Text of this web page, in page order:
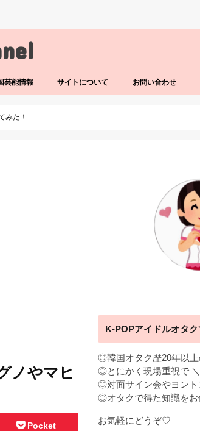
芸能情報 サイトについて お問い合わせ
みた！
ノやマヒ
Pocket
K-POPアイドルオタク
◎韓国オタク歴20年以上
◎とにかく現場重視で
◎対面サイン会やヨント
◎オタクで得た知識をお
お気軽にどうぞ♡